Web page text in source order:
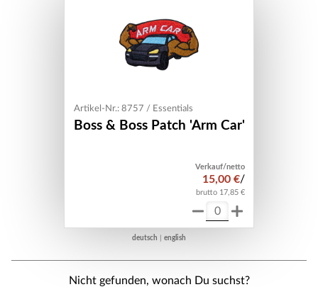
Artikel-Nr.: 8757 / Essentials
Boss & Boss Patch 'Arm Car'
Verkauf/netto
15,00 €/
brutto 17,85 €
deutsch english
Nicht gefunden, wonach Du suchst?